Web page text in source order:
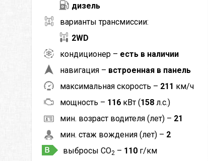
дизель
варианты трансмиссии:
2WD
кондиционер – есть в наличии
навигация – встроенная в панель
максимальная скорость – 211 км/ч
мощность – 116 кВт (158л.с.)
мин. возраст водителя (лет) – 21
мин. стаж вождения (лет) – 2
выбросы CO2 – 110 г/км